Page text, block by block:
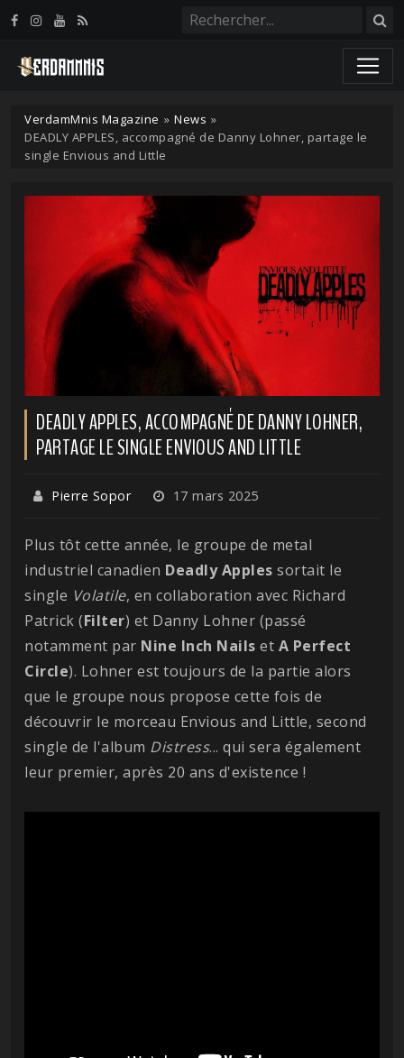
VerdamMnis Magazine » News »
DEADLY APPLES, accompagné de Danny Lohner, partage le
single Envious and Little
DEADLY APPLES, ACCOMPAGNÉ DE DANNY LOHNER,
PARTAGE LE SINGLE ENVIOUS AND LITTLE
Pierre Sopor 17 mars 2025
Plus tôt cette année, le groupe de metal
industriel canadien Deadly Apples sortait le
single Volatile, en collaboration avec Richard
Patrick (Filter) et Danny Lohner (passé
notamment par Nine Inch Nails et A Perfect
Circle). Lohner est toujours de la partie alors
que le groupe nous propose cette fois de
découvrir le morceau Envious and Little, second
single de l'album Distress... qui sera également
leur premier, après 20 ans d'existence !
Panneau de gestion des cookies